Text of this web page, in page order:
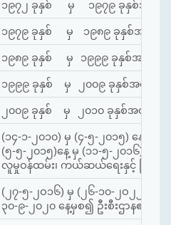
၁၉၇၂ ခုနှစ် မှ ၁၉၇၉ ခုနှစ်အထိ
၁၉၇၉ ခုနှစ် မှ ၁၉၈၉ ခုနှစ်အထိ
၁၉၈၉ ခုနှစ် မှ ၁၉၉၉ ခုနှစ်အထိ
၁၉၉၉ ခုနှစ် မှ ၂၀၀၉ ခုနှစ်အထိ
၂၀၀၉ ခုနှစ် မှ ၂၀၁၀ ခုနှစ်အထိ (မီ
(၁၄-၁-၂၀၁၀) မှ (၄-၅-၂၀၁၅) နေ့အထိ
(၅-၅-၂၀၁၅)နေ့ မှ (၁၁-၅-၂၀၁၆)နေ့
လူမှုဝန်ထမ်း၊ ကယ်ဆယ်ရေးနှင့် ပြန်လည်န
(၂၇-၅-၂ဝ၁၆) မှ (၂၆-၁၀-၂ဝ၂၂) န
၃၀-၉-၂၀၂၀ နေ့မှစ၍ ဦးစီးဌာန၏ ညွှ